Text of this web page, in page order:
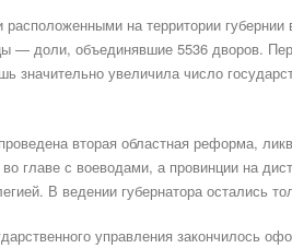
расположенными на территории
— доли, объединявшие 5536 дворов.
значительно увеличила число
вторая областная реформа,
главе с воеводами, а провинции на
В ведении губернатора остались
управления закончилось